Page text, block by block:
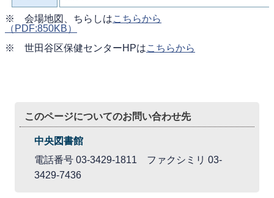
※ 会場地図、ちらしはこちらから
（PDF:850KB）
※ 世田谷区保健センターHPはこちらから
このページについてのお問い合わせ先
中央図書館
電話番号 03-3429-1811 ファクシミリ 03-
3429-7436